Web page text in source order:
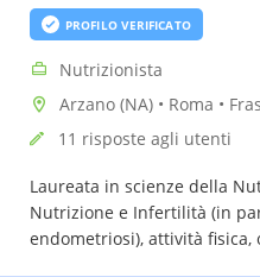
PROFILO VERIFICATO
Nutrizionista
Arzano (NA) • Roma •
11 risposte agli utenti
Laureata in scienze della
Nutrizione e Infertilità (in
endometriosi), attività fisica,